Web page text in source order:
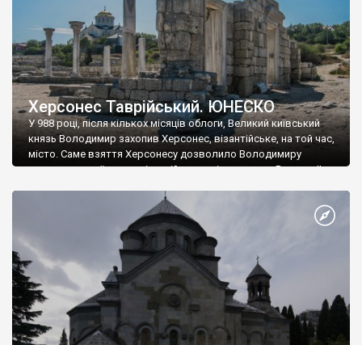
Херсонес Таврійський. ЮНЕСКО
У 988 році, після кількох місяців облоги, Великий київський
князь Володимир захопив Херсонес, візантійське, на той час,
місто. Саме взяття Херсонесу дозволило Володимиру
диктувати свої умови візантійському імператору Василю ІІ, та
Херсонесі Володимир-язичник, став Василем-християнином.
А потім було Хрещення Русі. На честь Херсонесу Таврійського